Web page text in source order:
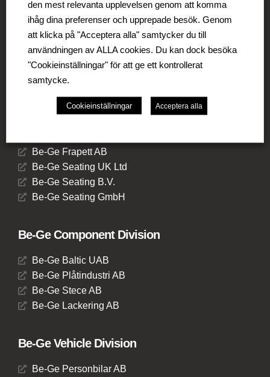
Be-Ge Seating Division
Be-Ge Frapett AB
Be-Ge Seating UK Ltd
Be-Ge Seating B.V.
Be-Ge Seating GmbH
Be-Ge Component Division
Be-Ge Baltic UAB
Be-Ge Plåtindustri AB
Be-Ge Stece AB
Be-Ge Lackering AB
Be-Ge Vehicle Division
Be-Ge Personbilar AB
den mest relevanta upplevelsen genom att komma
ihåg dina preferenser och upprepade besök. Genom
att klicka på "Acceptera alla" samtycker du till
användningen av ALLA cookies. Du kan dock besöka
"Cookieinställningar" för att ge ett kontrollerat
samtycke.
Cookieinställningar Acceptera alla